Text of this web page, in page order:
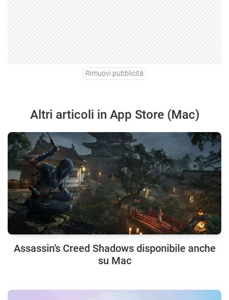
Rimuovi pubblicità
Altri articoli in App Store (Mac)
Assassin’s Creed Shadows disponibile anche
su Mac